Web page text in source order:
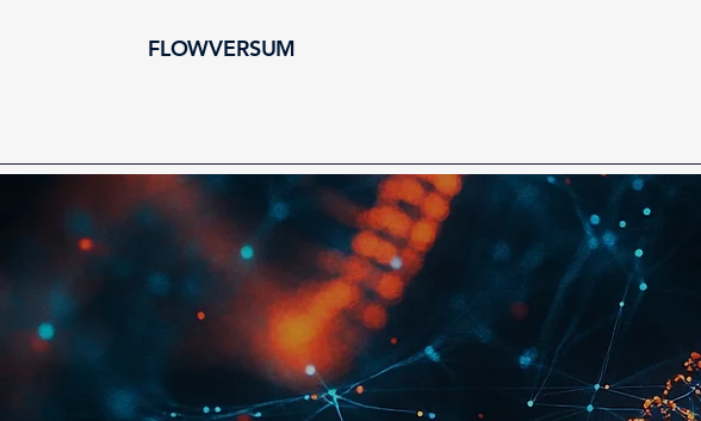
FLOWVERSUM